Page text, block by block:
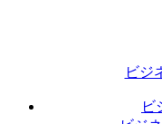
ビジ
ビ